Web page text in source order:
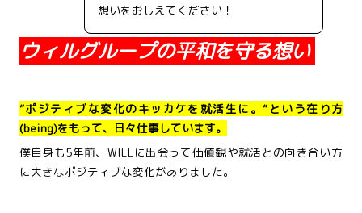
想いをおしえてください！
ウィルグループの平和を守る想い
”ポジティブな変化のキッカケを就活生に。”という在り方
(being)をもって、日々仕事しています。
僕自身も5年前、WILLに出会って価値観や就活との向き合い方
に大きなポジティブな変化がありました。